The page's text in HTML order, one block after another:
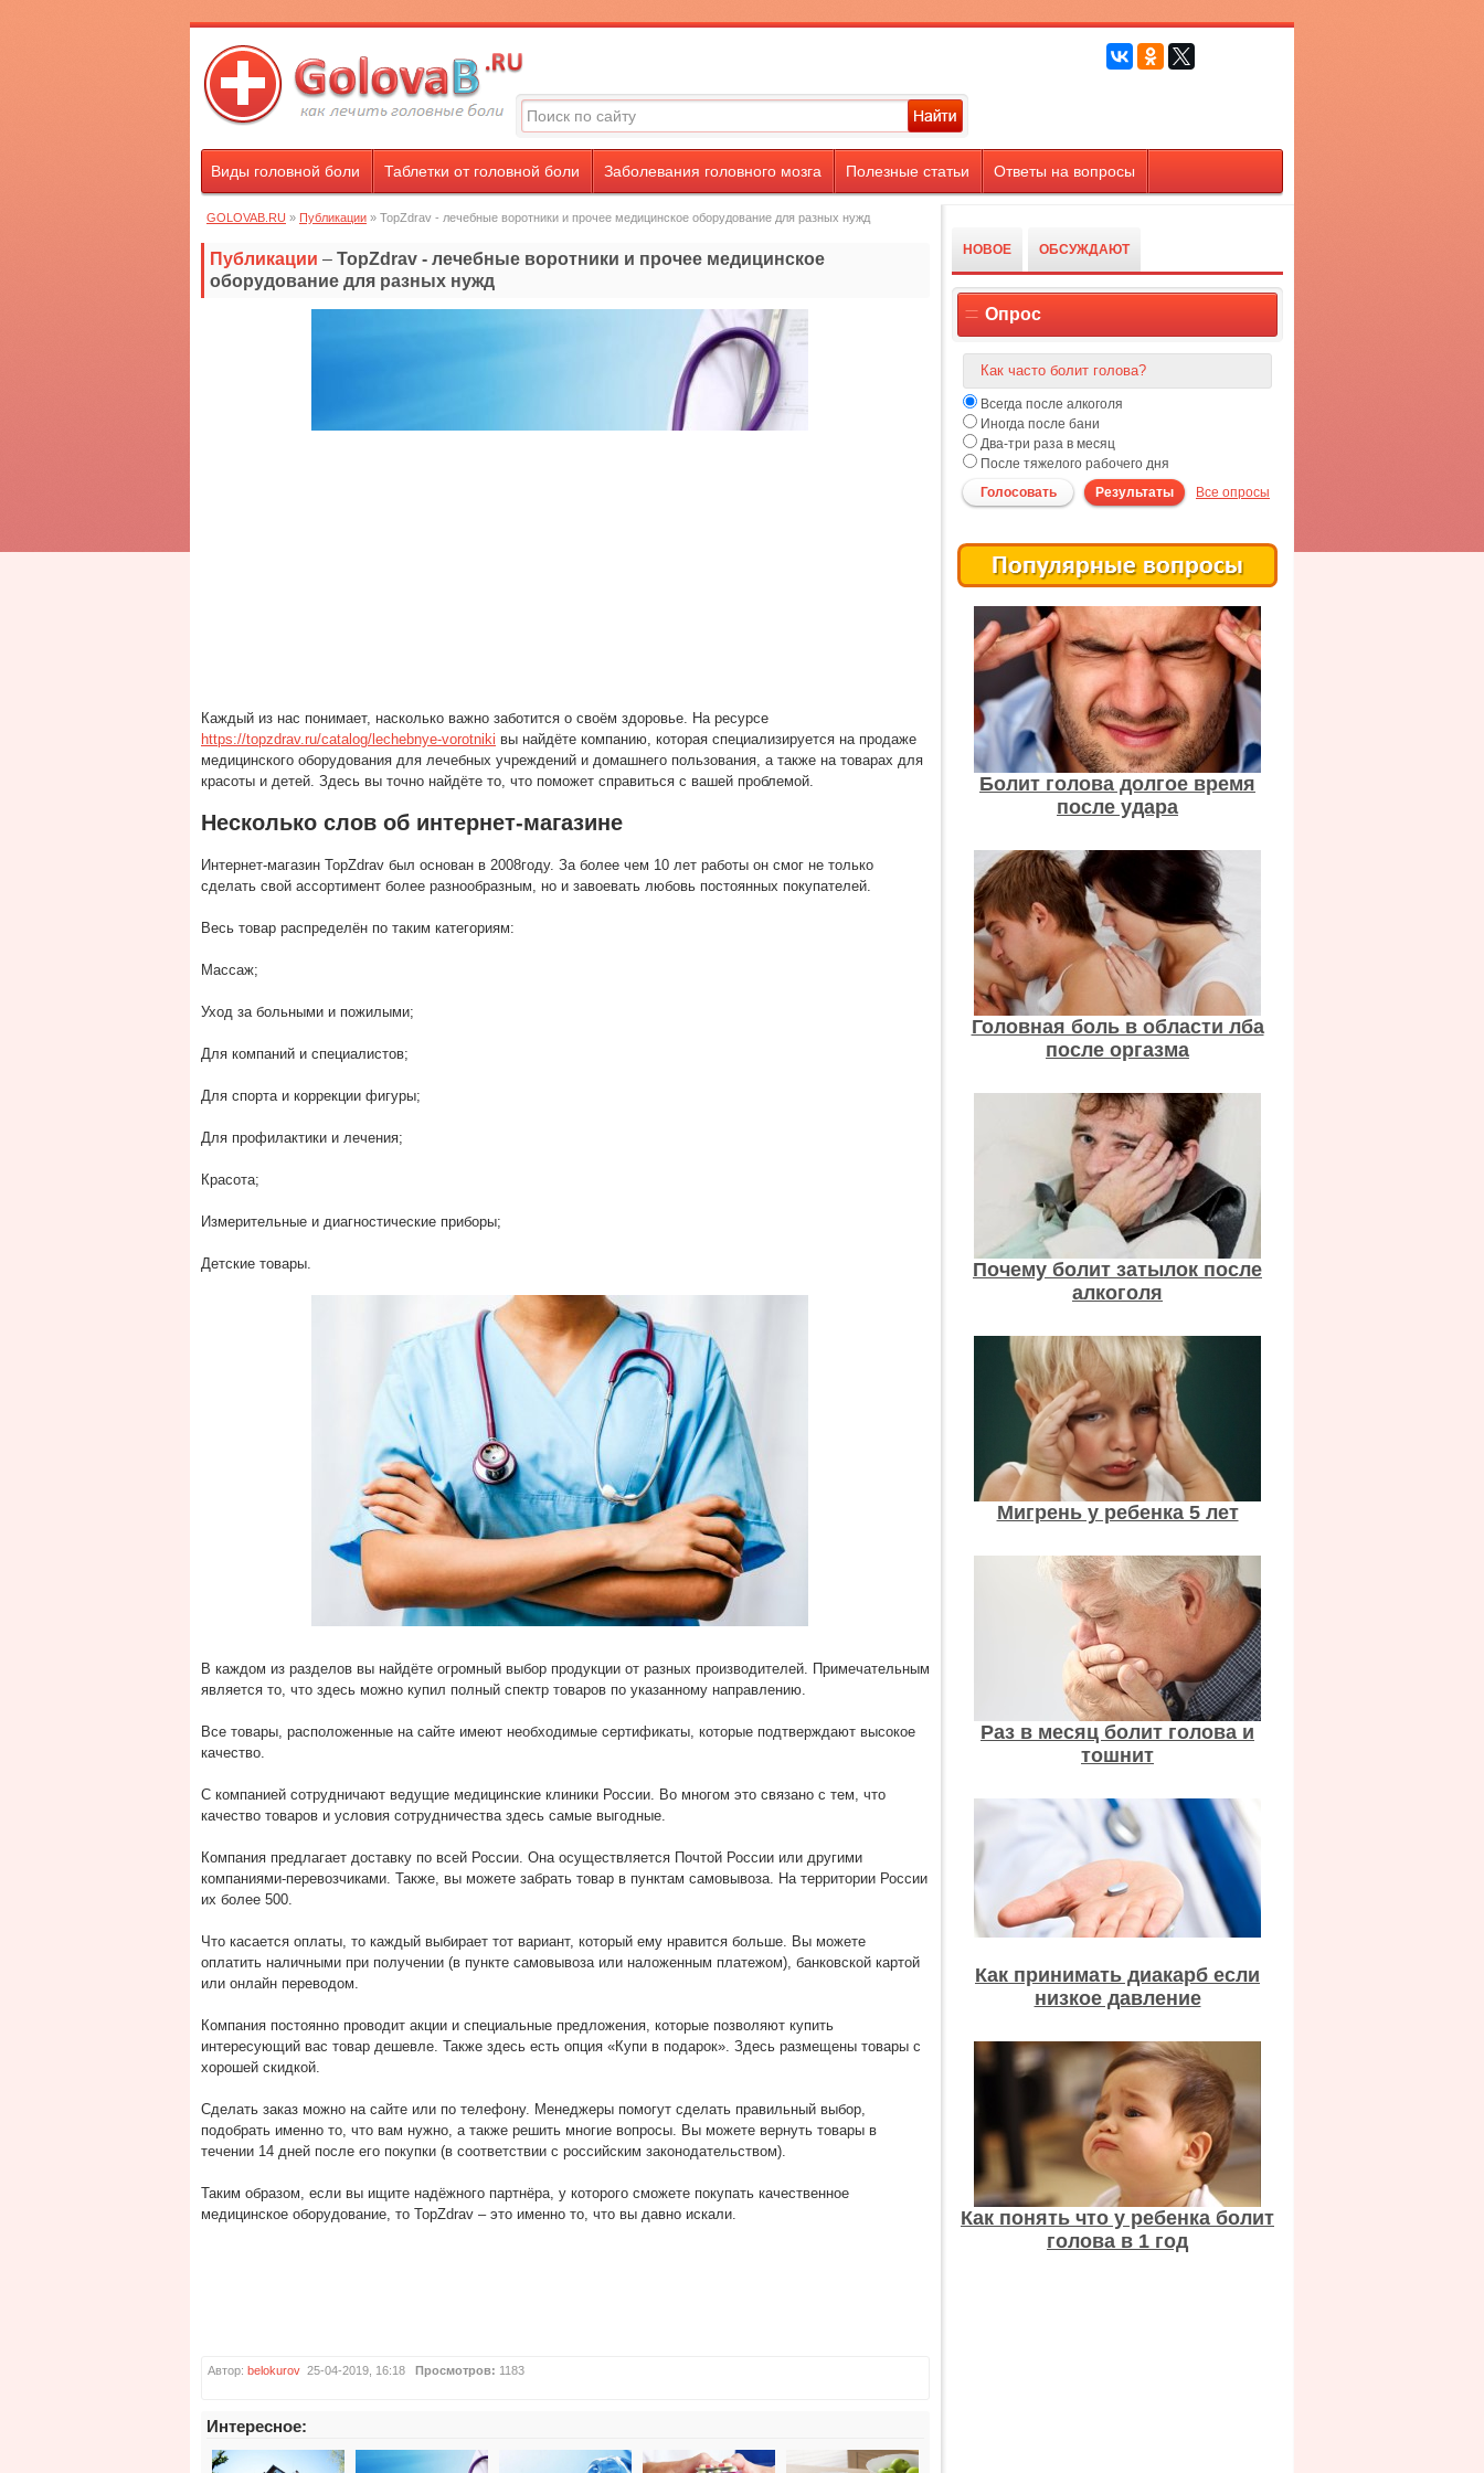
Виды головной боли Таблетки от головной боли Заболевания головного мозга Полезные статьи Ответы на вопросы
НОВОЕ ОБСУЖДАЮТ
Опрос
Как часто болит голова?
Всегда после алкоголя
Иногда после бани
Два-три раза в месяц
После тяжелого рабочего дня
Голосовать
Результаты Все опросы
Болит голова долгое время
после удара
Головная боль в области лба
после оргазма
Почему болит затылок после
алкоголя
Мигрень у ребенка 5 лет
Раз в месяц болит голова и
тошнит
Как принимать диакарб если
низкое давление
Как понять что у ребенка болит
голова в 1 год
GOLOVAB.RU » Публикации » TopZdrav - лечебные воротники и прочее медицинское оборудование для разных нужд
Публикации – TopZdrav - лечебные воротники и прочее медицинское
оборудование для разных нужд
Каждый из нас понимает, насколько важно заботится о своём здоровье. На ресурсе
https://topzdrav.ru/catalog/lechebnye-vorotniki вы найдёте компанию, которая специализируется на продаже
медицинского оборудования для лечебных учреждений и домашнего пользования, а также на товарах для
красоты и детей. Здесь вы точно найдёте то, что поможет справиться с вашей проблемой.
Несколько слов об интернет-магазине
Интернет-магазин TopZdrav был основан в 2008году. За более чем 10 лет работы он смог не только
сделать свой ассортимент более разнообразным, но и завоевать любовь постоянных покупателей.
Весь товар распределён по таким категориям:
Массаж;
Уход за больными и пожилыми;
Для компаний и специалистов;
Для спорта и коррекции фигуры;
Для профилактики и лечения;
Красота;
Измерительные и диагностические приборы;
Детские товары.
В каждом из разделов вы найдёте огромный выбор продукции от разных производителей. Примечательным
является то, что здесь можно купил полный спектр товаров по указанному направлению.
Все товары, расположенные на сайте имеют необходимые сертификаты, которые подтверждают высокое
качество.
С компанией сотрудничают ведущие медицинские клиники России. Во многом это связано с тем, что
качество товаров и условия сотрудничества здесь самые выгодные.
Компания предлагает доставку по всей России. Она осуществляется Почтой России или другими
компаниями-перевозчиками. Также, вы можете забрать товар в пунктам самовывоза. На территории России
их более 500.
Что касается оплаты, то каждый выбирает тот вариант, который ему нравится больше. Вы можете
оплатить наличными при получении (в пункте самовывоза или наложенным платежом), банковской картой
или онлайн переводом.
Компания постоянно проводит акции и специальные предложения, которые позволяют купить
интересующий вас товар дешевле. Также здесь есть опция «Купи в подарок». Здесь размещены товары с
хорошей скидкой.
Сделать заказ можно на сайте или по телефону. Менеджеры помогут сделать правильный выбор,
подобрать именно то, что вам нужно, а также решить многие вопросы. Вы можете вернуть товары в
течении 14 дней после его покупки (в соответствии с российским законодательством).
Таким образом, если вы ищите надёжного партнёра, у которого сможете покупать качественное
медицинское оборудование, то TopZdrav – это именно то, что вы давно искали.
Автор: belokurov 25-04-2019, 16:18 Просмотров: 1183
Интересное: